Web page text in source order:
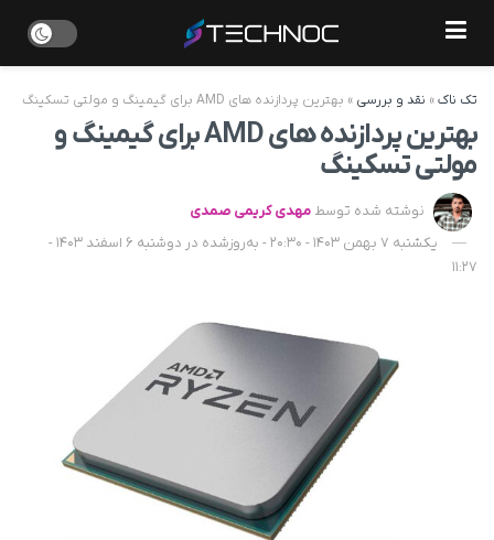
تک ناک» نقد و بررسی » بهترین پردازنده های AMD برای گیمینگ و مولتی تسکینگ
بهترین پردازنده های AMD برای گیمینگ و
مولتی تسکینگ
نوشته شده توسط مهدی کریمی صمدی
یکشنبه 7 بهمن 1403 - 20:30 - به‌روزشده در دوشنبه 6 اسفند 1403 -
11:27